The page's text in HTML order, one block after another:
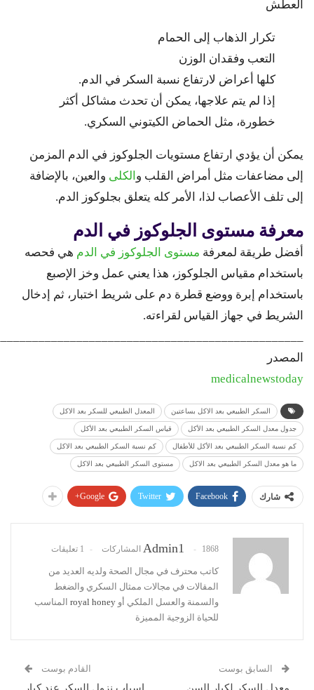
العطش
تكرار الذهاب إلى الحمام
التعب وفقدان الوزن
كلها أعراض لارتفاع نسبة السكر في الدم.
إذا لم يتم علاجها، يمكن أن تحدث مشاكل أكثر
خطورة، مثل الحماض الكيتوني السكري.
يمكن أن يؤدي ارتفاع مستويات الجلوكوز في الدم المزمن
إلى مضاعفات مثل أمراض القلب و الكلى والعين، بالإضافة
إلى تلف الأعصاب لذا، الأمر كله يتعلق بجلوكوز الدم.
معرفة مستوى الجلوكوز في الدم
أفضل طريقة لمعرفة مستوى الجلوكوز في الدم هي فحصه
باستخدام مقياس الجلوكوز، هذا يعني عمل وخز الإصبع
باستخدام إبرة ووضع قطرة دم على شريط اختبار، ثم إدخال
الشريط في جهاز القياس لقراءته.
المصدر
medicalnewstoday
السكر الطبيعي بعد الاكل بساعتين المعدل الطبيعي للسكر بعد الاكل
جدول معدل السكر الطبيعي بعد الأكل قياس السكر الطبيعي بعد الأكل
كم نسبة السكر الطبيعي بعد الأكل للأطفال كم نسبة السكر الطبيعي بعد الاكل
ما هو معدل السكر الطبيعي بعد الاكل مستوى السكر الطبيعي بعد الاكل
شارك Facebook
Twitter
Google+
Admin1 1868 المشاركات 1 تعليقات
كاتب محترف في مجال الصحة ولديه العديد من
المقالات في مجالات ممثال السكري والضغط
والسمنة والعسل الملكي أو royal honey المناسب
للحياة الزوجية المميزة
السابق بوست
معدل السكر لكبار السن
القادم بوست
اسباب نزول السكر عند كبار